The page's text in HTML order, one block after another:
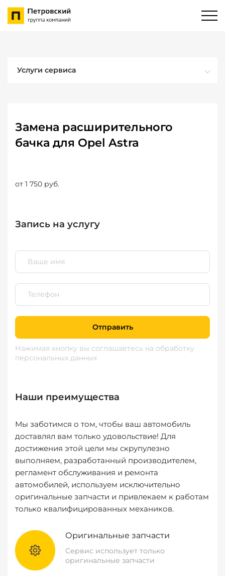
Услуги сервиса
Замена расширительного
бачка для Opel Astra
от 1 750 руб.
Запись на услугу
Отправить
Нажимая кнопку вы соглашаетесь на обработку
персональных данных
Наши преимущества
Мы заботимся о том, чтобы ваш автомобиль
доставлял вам только удовольствие! Для
достижения этой цели мы скрупулезно
выполняем, разработанный производителем,
регламент обслуживания и ремонта
автомобилей, используем исключительно
оригинальные запчасти и привлекаем к работам
только квалифицированных механиков.
Оригинальные запчасти
Сервис использует только
оригинальные запчасти